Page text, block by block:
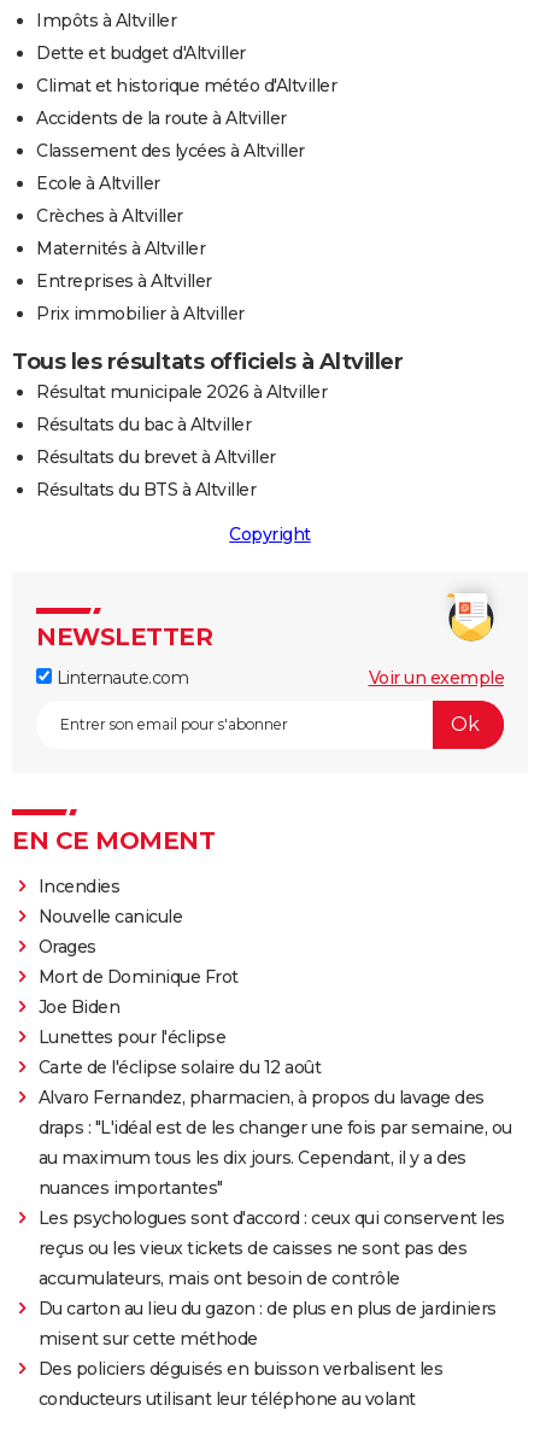
Impôts à Altviller
Dette et budget d'Altviller
Climat et historique météo d'Altviller
Accidents de la route à Altviller
Classement des lycées à Altviller
Ecole à Altviller
Crèches à Altviller
Maternités à Altviller
Entreprises à Altviller
Prix immobilier à Altviller
Tous les résultats officiels à Altviller
Résultat municipale 2026 à Altviller
Résultats du bac à Altviller
Résultats du brevet à Altviller
Résultats du BTS à Altviller
Copyright
NEWSLETTER
Linternaute.com Voir un exemple
EN CE MOMENT
Incendies
Nouvelle canicule
Orages
Mort de Dominique Frot
Joe Biden
Lunettes pour l'éclipse
Carte de l'éclipse solaire du 12 août
Alvaro Fernandez, pharmacien, à propos du lavage des
draps : "L'idéal est de les changer une fois par semaine, ou
au maximum tous les dix jours. Cependant, il y a des
nuances importantes"
Les psychologues sont d'accord : ceux qui conservent les
reçus ou les vieux tickets de caisses ne sont pas des
accumulateurs, mais ont besoin de contrôle
Du carton au lieu du gazon : de plus en plus de jardiniers
misent sur cette méthode
Des policiers déguisés en buisson verbalisent les
conducteurs utilisant leur téléphone au volant